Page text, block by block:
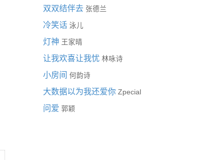
双双结伴去 张德兰
冷笑话 泳儿
灯神 王家晴
让我欢喜让我忧 林咏诗
小房间 何韵诗
大数据以为我还爱你 Zpecial
问爱 郭颖